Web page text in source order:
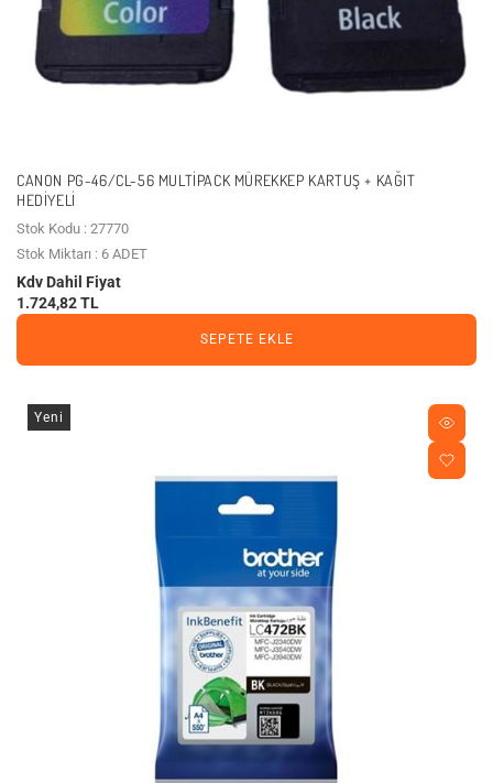
CANON PG-46/CL-56 MULTIPACK MÜREKKEP KARTUŞ + KAĞIT
HEDIYELI
Stok Kodu : 27770
Stok Miktarı : 6 ADET
Kdv Dahil Fiyat
1.724,82 TL
SEPETE EKLE
Yeni